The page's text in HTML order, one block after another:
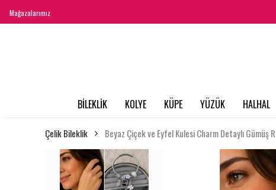
Mağazalarımız
BİLEKLİK KOLYE KÜPE YÜZÜK HALHAL
Çelik Bileklik Beyaz Çiçek ve Eyfel Kulesi Charm Detaylı Gümüş